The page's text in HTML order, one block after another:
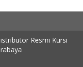
Resmi Kursi